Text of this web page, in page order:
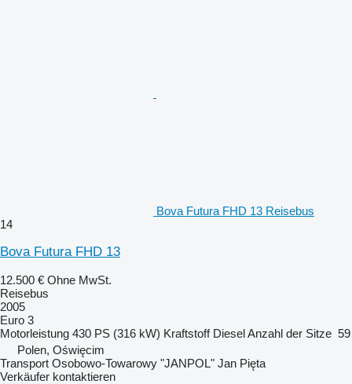
Bova Futura FHD 13 Reisebus
14
Bova Futura FHD 13
12.500 € Ohne MwSt.
Reisebus
2005
Euro 3
Motorleistung 430 PS (316 kW) Kraftstoff DieselAnzahl der Sitze 59
Polen, Oświęcim
Transport Osobowo-Towarowy "JANPOL" Jan Pięta
Verkäufer kontaktieren